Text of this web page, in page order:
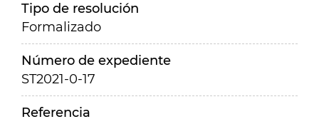
Tipo de resolución
Formalizado
Número de expediente
ST2021-0-17
Referencia